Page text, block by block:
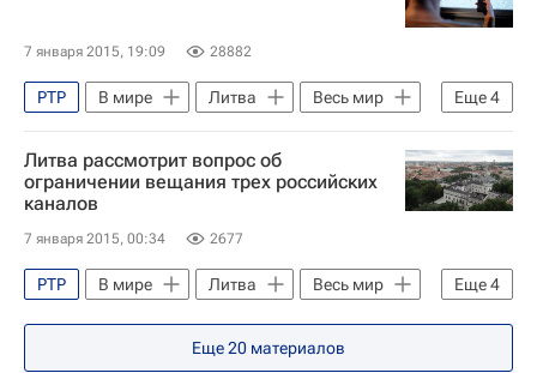
7 января 2015, 19:09 28882
Еще4
РТР В мире Литва
Весь мир
Европа
НТВ Мир (телеканал)
НТВ (телеканал)
Россия
Литва рассмотрит вопрос об
ограничении вещания трех российских
каналов
7 января 2015, 00:34 2677
Еще4
РТР В мире Литва
Весь мир
Европа
РЕН-ТВ (телеканал)
Россия
Еще20 материалов